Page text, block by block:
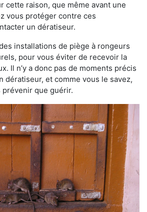
cette raison, que même avant une
vous protéger contre ces
un dératiseur.
installations de piège à rongeurs
pour vous éviter de recevoir la
Il n’y a donc pas de moments précis
dératiseur, et comme vous le savez,
que guérir.